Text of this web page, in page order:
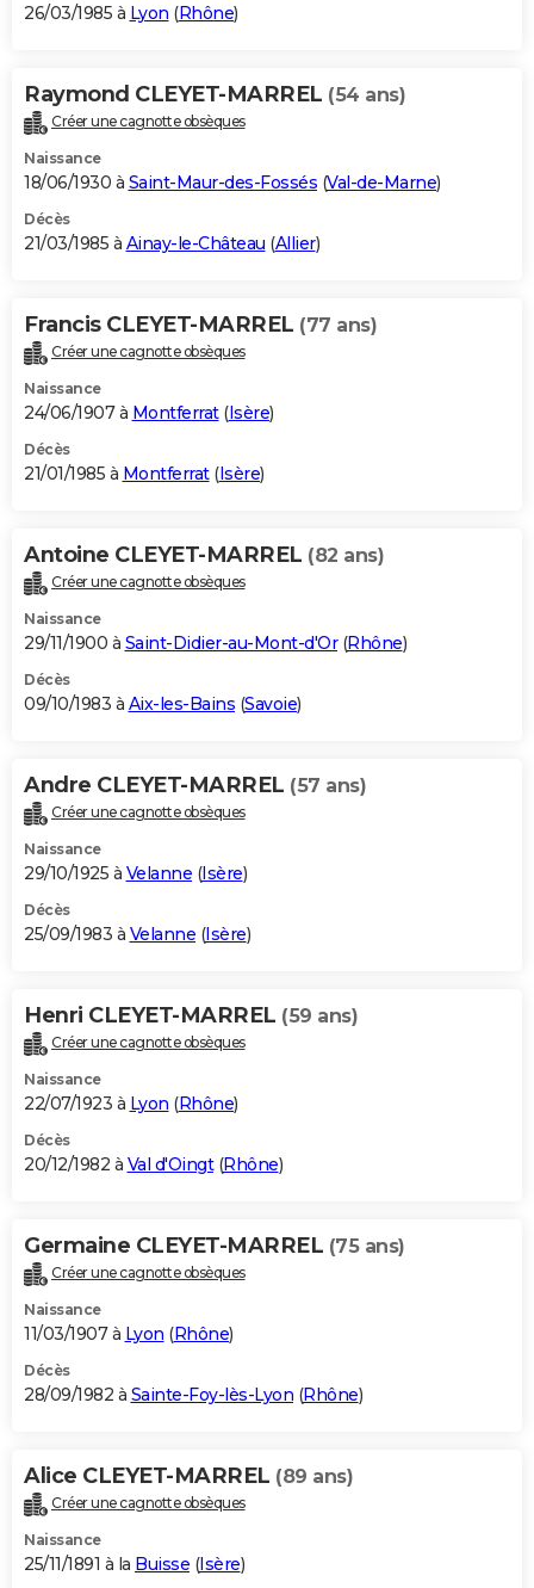
26/03/1985 à Lyon (Rhône)
Raymond CLEYET-MARREL (54 ans)
Créer une cagnotte obsèques
Naissance
18/06/1930 à Saint-Maur-des-Fossés (Val-de-Marne)
Décès
21/03/1985 à Ainay-le-Château (Allier)
Francis CLEYET-MARREL (77 ans)
Créer une cagnotte obsèques
Naissance
24/06/1907 à Montferrat(Isère)
Décès
21/01/1985 à Montferrat(Isère)
Antoine CLEYET-MARREL (82 ans)
Créer une cagnotte obsèques
Naissance
29/11/1900 à Saint-Didier-au-Mont-d'Or(Rhône)
Décès
09/10/1983 à Aix-les-Bains (Savoie)
Andre CLEYET-MARREL (57 ans)
Créer une cagnotte obsèques
Naissance
29/10/1925 à Velanne (Isère)
Décès
25/09/1983 à Velanne (Isère)
Henri CLEYET-MARREL (59 ans)
Créer une cagnotte obsèques
Naissance
22/07/1923 à Lyon (Rhône)
Décès
20/12/1982 à Val d'Oingt(Rhône)
Germaine CLEYET-MARREL (75 ans)
Créer une cagnotte obsèques
Naissance
11/03/1907 à Lyon (Rhône)
Décès
28/09/1982 à Sainte-Foy-lès-Lyon (Rhône)
Alice CLEYET-MARREL (89 ans)
Créer une cagnotte obsèques
Naissance
25/11/1891 à la Buisse (Isère)